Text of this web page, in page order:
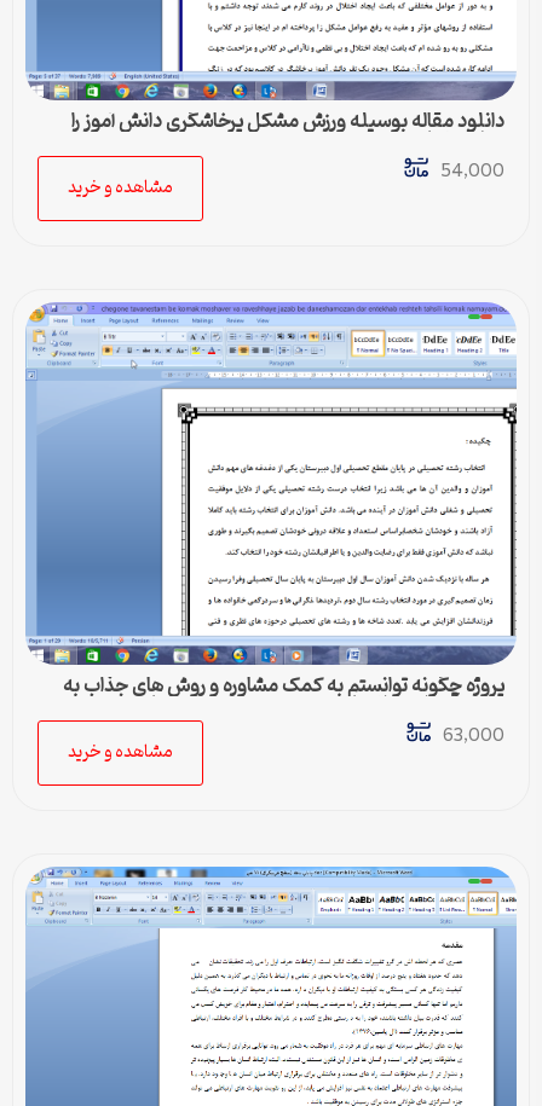
دانلود مقاله بوسیله ورزش مشکل پرخاشگری دانش آموز را
برطرف نمایم .
54,000
مشاهده و خرید
پروژه چگونه توانستم به کمک مشاوره و روش های جذاب به
دانش آموزان در انتخاب رشته تحصیلی کمک نمایم
63,000
مشاهده و خرید